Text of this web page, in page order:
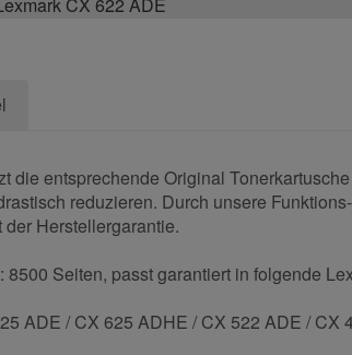
CX 622 ADE
entsprechende Original
reduzieren. Durch unsere
Herstellergarantie.
Seiten, passt garantiert in folgende
ADE / CX 625 ADHE / CX 522 ADE / CX